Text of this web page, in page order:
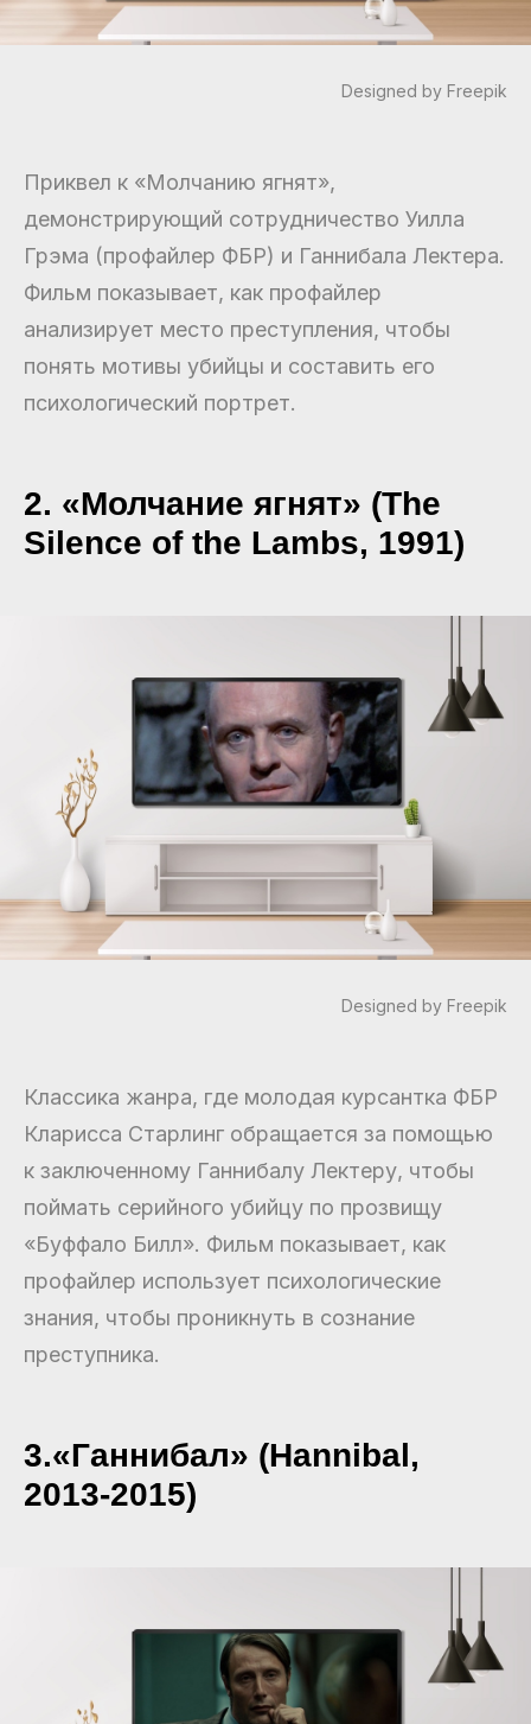
Designed by Freepik
Приквел к «Молчанию ягнят»,
демонстрирующий сотрудничество Уилла
Грэма (профайлер ФБР) и Ганнибала Лектера.
Фильм показывает, как профайлер
анализирует место преступления, чтобы
понять мотивы убийцы и составить его
психологический портрет.
2. «Молчание ягнят» (The
Silence of the Lambs, 1991)
Designed by Freepik
Классика жанра, где молодая курсантка ФБР
Кларисса Старлинг обращается за помощью
к заключенному Ганнибалу Лектеру, чтобы
поймать серийного убийцу по прозвищу
«Буффало Билл». Фильм показывает, как
профайлер использует психологические
знания, чтобы проникнуть в сознание
преступника.
3.«Ганнибал» (Hannibal,
2013-2015)